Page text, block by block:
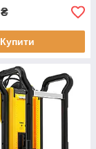
₴
Купити